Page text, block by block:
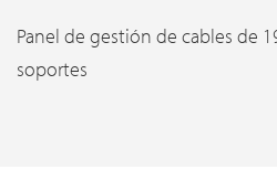
Panel de gestión de cables de
soportes